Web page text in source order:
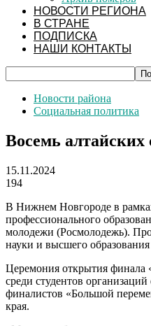
НОВОСТИ РЕГИОНА
В СТРАНЕ
ПОДПИСКА
НАШИ КОНТАКТЫ
Новости района
Социальная политика
Восемь
15.11.2024
194
В Нижнем Новгороде в
профессионального
молодежи (Росмолодежь).
науки и высшего
Церемония открытия финала
среди студентов
финалистов «Большой
края.